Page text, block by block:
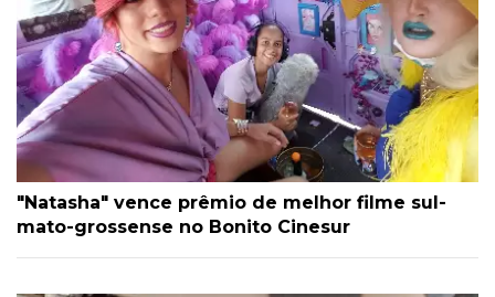
"Natasha" vence prêmio de melhor filme sul-
mato-grossense no Bonito Cinesur